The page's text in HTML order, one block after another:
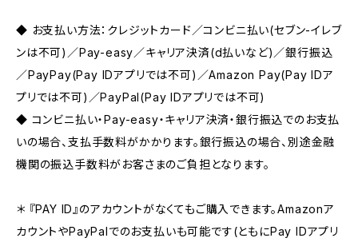
◆ お支払い方法：クレジットカード／コンビニ払い(セブン-イレブ
ンは不可)／Pay-easy／キャリア決済(d払いなど)／銀行振込
／PayPay(Pay IDアプリでは不可)／Amazon Pay(Pay IDア
プリでは不可)／PayPal(Pay IDアプリでは不可)
◆ コンビニ払い・Pay-easy・キャリア決済・銀行振込でのお支払
いの場合、支払手数料がかかります。銀行振込の場合、別途金融
機関の振込手数料がお客さまのご負担となります。
＊ 『PAY ID』のアカウントがなくてもご購入できます。Amazonア
カウントやPayPalでのお支払いも可能です(ともにPay IDアプリ